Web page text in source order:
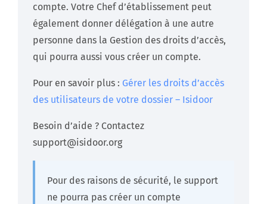
compte. Votre Chef d’établissement peut
également donner délégation à une autre
personne dans la Gestion des droits d’accès,
qui pourra aussi vous créer un compte.
Pour en savoir plus : Gérer les droits d’accès
des utilisateurs de votre dossier – Isidoor
Besoin d’aide ? Contactez
support@isidoor.org
Pour des raisons de sécurité, le support
ne pourra pas créer un compte